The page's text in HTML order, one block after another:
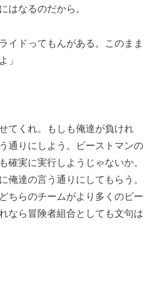
はなるのだから。
イドってもんがある。このまま
」
てくれ。もしも俺達が負けれ
通りにしよう。ビーストマンの
確実に実行しようじゃないか。
俺達の言う通りにしてもらう。
ちらのチームがより多くのビー
なら冒険者組合としても文句は